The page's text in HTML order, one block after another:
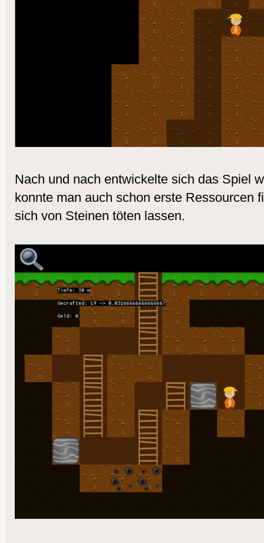
Nach und nach entwickelte sich das Spiel
konnte man auch schon erste Ressourcen
sich von Steinen töten lassen.